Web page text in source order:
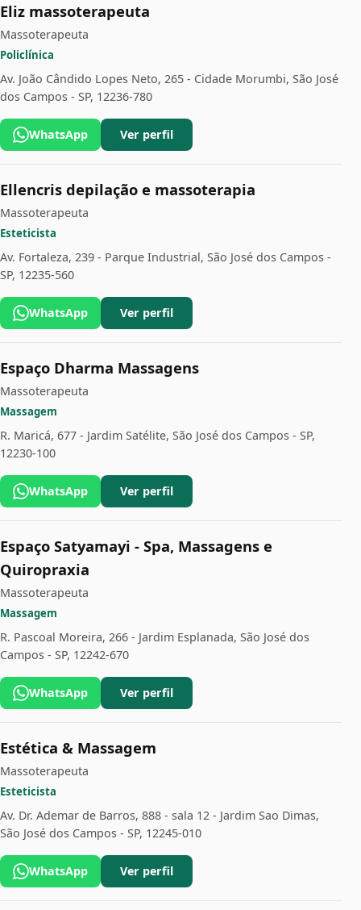
Eliz massoterapeuta
Massoterapeuta
Policlínica
Av. João Cândido Lopes Neto, 265 - Cidade Morumbi, São José
dos Campos - SP, 12236-780
WhatsApp Ver perfil
Ellencris depilação e massoterapia
Massoterapeuta
Esteticista
Av. Fortaleza, 239 - Parque Industrial, São José dos Campos -
SP, 12235-560
WhatsApp Ver perfil
Espaço Dharma Massagens
Massoterapeuta
Massagem
R. Maricá, 677 - Jardim Satélite, São José dos Campos - SP,
12230-100
WhatsApp Ver perfil
Espaço Satyamayi - Spa, Massagens e
Quiropraxia
Massoterapeuta
Massagem
R. Pascoal Moreira, 266 - Jardim Esplanada, São José dos
Campos - SP, 12242-670
WhatsApp Ver perfil
Estética & Massagem
Massoterapeuta
Esteticista
Av. Dr. Ademar de Barros, 888 - sala 12 - Jardim Sao Dimas,
São José dos Campos - SP, 12245-010
WhatsApp Ver perfil